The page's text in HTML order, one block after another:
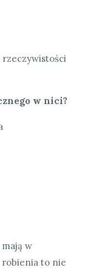
rzeczywistości
w nici?
mają w
robienia to nie